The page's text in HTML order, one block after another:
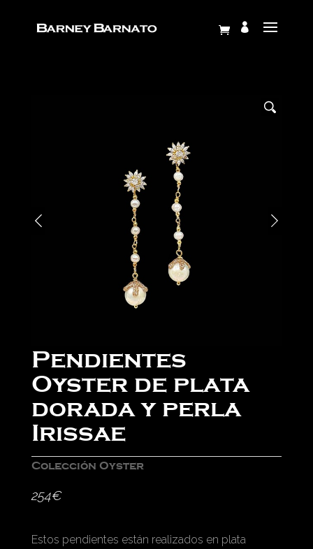
Pendientes
Oyster de plata
dorada y perla
Irissae
Colección Oyster
254€
Estos pendientes están realizados en plata